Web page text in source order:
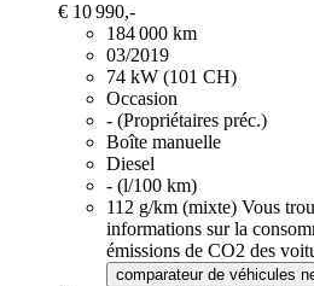
€ 10 990,-
184 000 km
03/2019
74 kW (101 CH)
Occasion
- (Propriétaires préc.)
Boîte manuelle
Diesel
- (l/100 km)
112 g/km (mixte) Vous
informations sur la
émissions de CO2 des
comparateur de véhicules